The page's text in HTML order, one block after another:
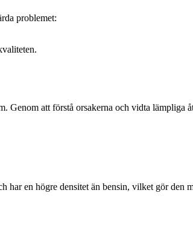
problemet:
att förstå orsakerna och vidta lämpliga
har en högre densitet än bensin, vilket gör den